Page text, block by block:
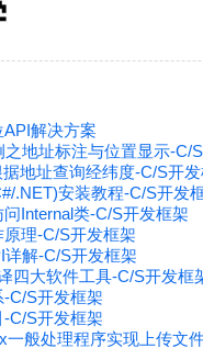
解决方案
地址标注与位置显示-C/
地址查询经纬度-C/S开
.NET)安装教程-C/S开发
Internal类-C/S开发框架
理-C/S开发框架
详解-C/S开发框架
四大软件工具-C/S开发框
C/S开发框架
C/S开发框架
一般处理程序实现上传文